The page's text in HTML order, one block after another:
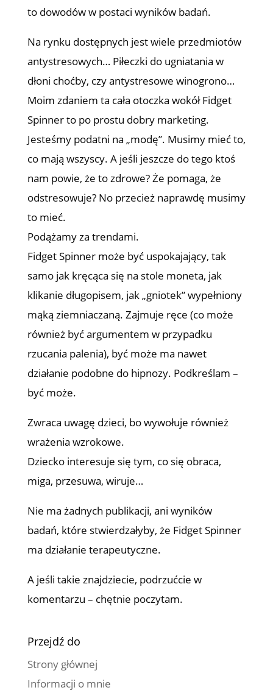
to dowodów w postaci wyników badań.
Na rynku dostępnych jest wiele przedmiotów
antystresowych… Piłeczki do ugniatania w
dłoni choćby, czy antystresowe winogrono…
Moim zdaniem ta cała otoczka wokół Fidget
Spinner to po prostu dobry marketing.
Jesteśmy podatni na „modę”. Musimy mieć to,
co mają wszyscy. A jeśli jeszcze do tego ktoś
nam powie, że to zdrowe? Że pomaga, że
odstresowuje? No przecież naprawdę musimy
to mieć.
Podążamy za trendami.
Fidget Spinner może być uspokajający, tak
samo jak kręcąca się na stole moneta, jak
klikanie długopisem, jak „gniotek” wypełniony
mąką ziemniaczaną. Zajmuje ręce (co może
również być argumentem w przypadku
rzucania palenia), być może ma nawet
działanie podobne do hipnozy. Podkreślam –
być może.
Zwraca uwagę dzieci, bo wywołuje również
wrażenia wzrokowe.
Dziecko interesuje się tym, co się obraca,
miga, przesuwa, wiruje…
Nie ma żadnych publikacji, ani wyników
badań, które stwierdzałyby, że Fidget Spinner
ma działanie terapeutyczne.
A jeśli takie znajdziecie, podrzućcie w
komentarzu – chętnie poczytam.
Przejdź do
Strony głównej
Informacji o mnie